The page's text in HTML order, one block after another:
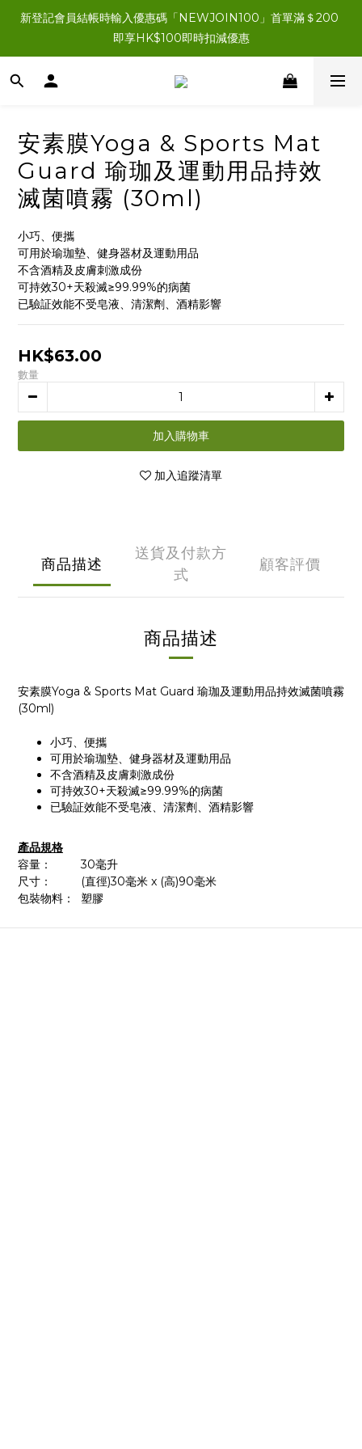
新登記會員結帳時輸入優惠碼「NEWJOIN100」首單滿＄200
即享HK$100即時扣減優惠
新登記會員結帳時輸入優惠碼「NEWJOIN100」首單滿＄200
即享HK$100即時扣減優惠
所有新登記會員即獲HK$200會員購物金
新登記會員結帳時輸入優惠碼「NEWJOIN100」首單滿＄200
即享HK$100即時扣減優惠
安素膜Yoga & Sports Mat
Guard 瑜珈及運動用品持效
滅菌噴霧 (30ml)
小巧、便攜
可用於瑜珈墊、健身器材及運動用品
不含酒精及皮膚刺激成份
可持效30+天殺滅≥99.99%的病菌
已驗証效能不受皂液、清潔劑、酒精影響
HK$63.00
數量
加入購物車
加入追蹤清單
商品描述
送貨及付款方
式
顧客評價
商品描述
安素膜Yoga & Sports Mat Guard 瑜珈及運動用品持效滅菌噴霧
(30ml)
小巧、便攜
可用於瑜珈墊、健身器材及運動用品
不含酒精及皮膚刺激成份
可持效30+天殺滅≥99.99%的病菌
已驗証效能不受皂液、清潔劑、酒精影響
產品規格
容量： 30毫升
尺寸： (直徑)30毫米 x (高)90毫米
包裝物料： 塑膠